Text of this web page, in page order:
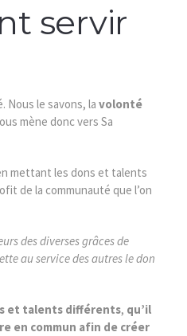
servir
Nous le savons, la volonté
mène donc vers Sa
mettant les dons et talents
de la communauté que l’on
des diverses grâces de
au service des autres le don
et talents différents, qu’il
en commun afin de créer